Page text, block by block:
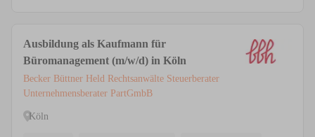
Ausbildung als Kaufmann für
Büromanagement (m/w/d) in Köln
Becker Büttner Held Rechtsanwälte Steuerberater
Unternehmensberater PartGmbB
Köln